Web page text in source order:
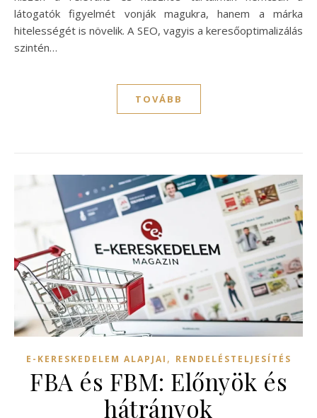
látogatók figyelmét vonják magukra, hanem a márka
hitelességét is növelik. A SEO, vagyis a keresőoptimalizálás
szintén…
TOVÁBB
E-KERESKEDELEM ALAPJAI , RENDELÉSTELJESÍTÉS
FBA és FBM: Előnyök és
hátrányok